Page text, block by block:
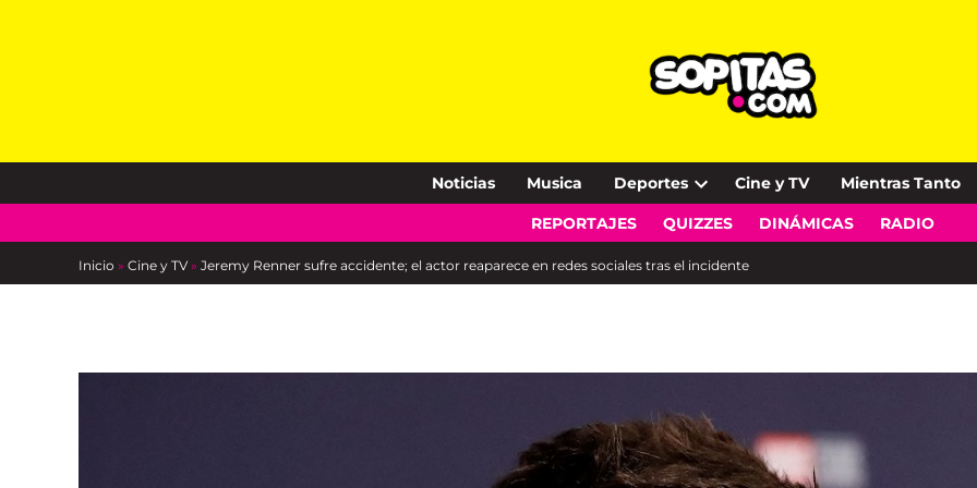
Noticias Musica Deportes
Open
dropdown
Cine y TV Mientras Tanto
REPORTAJES QUIZZES DINÁMICAS RADIO
Inicio » Cine y TV » Jeremy Renner sufre accidente; el actor reaparece en redes sociales tras el incidente